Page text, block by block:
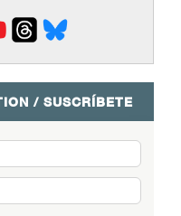
/ SUSCRÍBETE